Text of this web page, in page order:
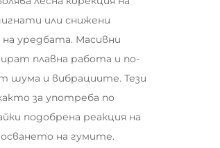
или снижени
уредбата. Масивни
плавна работа и по-
шума и вибрациите. Тези
за употреба по
подобрена реакция на
на гумите.